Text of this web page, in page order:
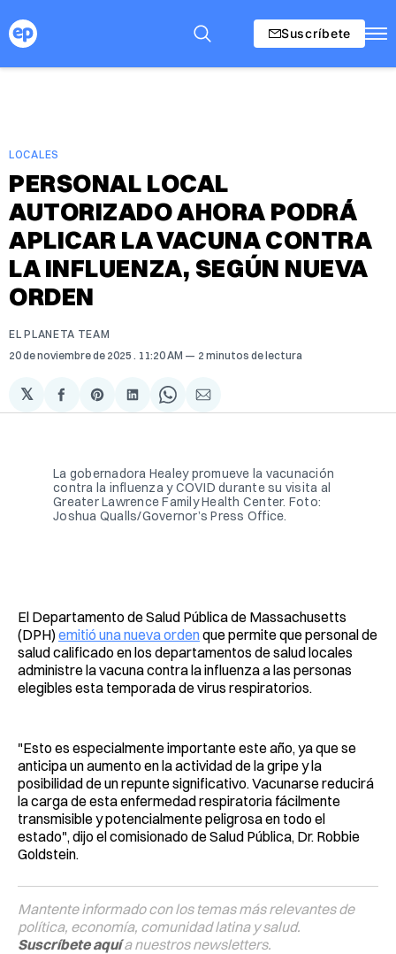
Suscríbete
LOCALES
PERSONAL LOCAL
AUTORIZADO AHORA PODRÁ
APLICAR LA VACUNA CONTRA
LA INFLUENZA, SEGÚN NUEVA
ORDEN
EL PLANETA TEAM
20 de noviembre de 2025 . 11:20 AM 2 minutos de lectura
𝕏
Compartir
en
Share
on
Compartir
en
Share
on
Compartir
via
La gobernadora Healey promueve la vacunación
contra la influenza y COVID durante su visita al
Greater Lawrence Family Health Center. Foto:
Joshua Qualls/Governor’s Press Office.
El Departamento de Salud Pública de Massachusetts
(DPH)emitió una nueva ordenque permite que personal de
salud calificado en los departamentos de salud locales
administre la vacuna contra la influenza a las personas
elegibles esta temporada de virus respiratorios.
"Esto es especialmente importante este año, ya que se
anticipa un aumento en la actividad de la gripe y la
posibilidad de un repunte significativo. Vacunarse reducirá
la carga de esta enfermedad respiratoria fácilmente
transmisible y potencialmente peligrosa en todo el
estado", dijo el comisionado de Salud Pública, Dr. Robbie
Goldstein.
Mantente informado con los temas más relevantes de
política, economía, comunidad latina y salud.
Suscríbete aquía nuestros newsletters.